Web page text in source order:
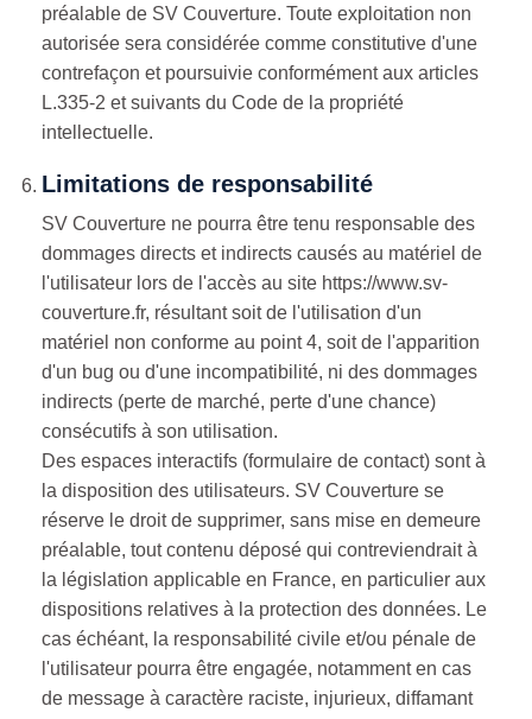
préalable de SV Couverture. Toute exploitation non
autorisée sera considérée comme constitutive d'une
contrefaçon et poursuivie conformément aux articles
L.335-2 et suivants du Code de la propriété
intellectuelle.
Limitations de responsabilité
SV Couverture ne pourra être tenu responsable des
dommages directs et indirects causés au matériel de
l'utilisateur lors de l'accès au site https://www.sv-
couverture.fr, résultant soit de l'utilisation d'un
matériel non conforme au point 4, soit de l'apparition
d'un bug ou d'une incompatibilité, ni des dommages
indirects (perte de marché, perte d'une chance)
consécutifs à son utilisation.
Des espaces interactifs (formulaire de contact) sont à
la disposition des utilisateurs. SV Couverture se
réserve le droit de supprimer, sans mise en demeure
préalable, tout contenu déposé qui contreviendrait à
la législation applicable en France, en particulier aux
dispositions relatives à la protection des données. Le
cas échéant, la responsabilité civile et/ou pénale de
l'utilisateur pourra être engagée, notamment en cas
de message à caractère raciste, injurieux, diffamant